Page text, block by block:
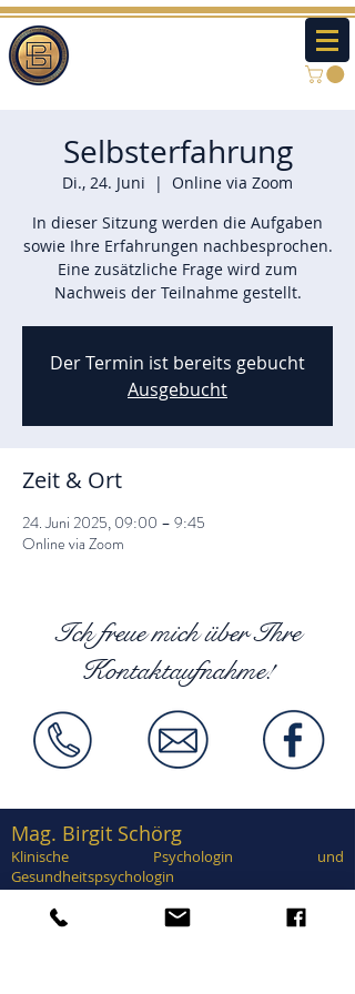
Selbsterfahrung
Di., 24. Juni
  |
Online via Zoom
In dieser Sitzung werden die Aufgaben
sowie Ihre Erfahrungen nachbesprochen.
Eine zusätzliche Frage wird zum
Nachweis der Teilnahme gestellt.
Der Termin ist bereits gebucht
Ausgebucht
Zeit & Ort
24. Juni 2025, 09:00 – 9:45
Online via Zoom
Ich freue mich über Ihre
Kontaktaufnahme!
Mag. Birgit Schörg
Klinische Psychologin und
Gesundheitspsychologin
Supervisorin, EuroPsy zertifiziert
Zertifiziert in Traumatherapie, EMDR,